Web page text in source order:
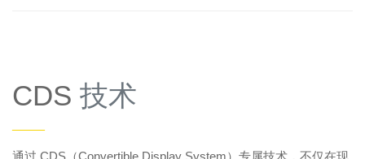
CDS 技术
——
通过 CDS（Convertible Display System）专属技术，不仅在现